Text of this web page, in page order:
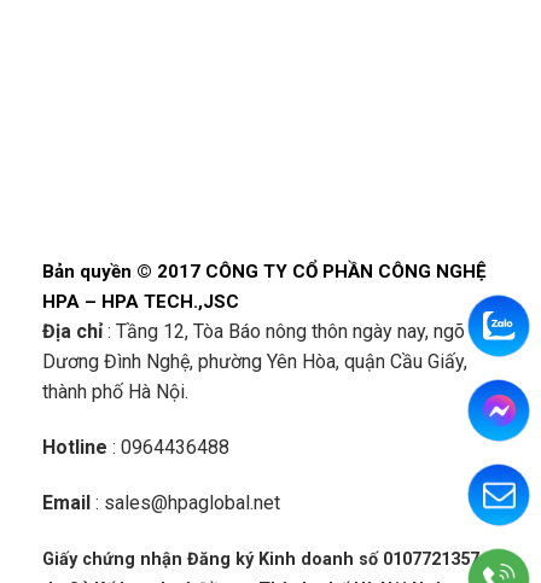
Bản quyền © 2017 CÔNG TY CỔ PHẦN CÔNG NGHỆ
HPA – HPA TECH.,JSC
Địa chỉ: Tầng 12, Tòa Báo nông thôn ngày nay, ngõ 68
Dương Đình Nghệ, phường Yên Hòa, quận Cầu Giấy,
thành phố Hà Nội.
Hotline : 0964436488
Email : sales@hpaglobal.net
Giấy chứng nhận Đăng ký Kinh doanh số 0107721357